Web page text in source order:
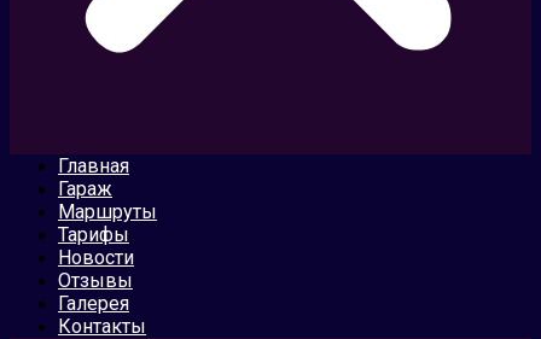
Главная
Гараж
Маршруты
Тарифы
Новости
Отзывы
Галерея
Контакты